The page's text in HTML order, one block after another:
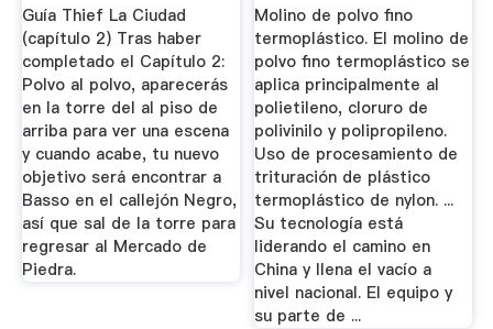
Guía Thief La Ciudad
(capítulo 2) Tras haber
completado el Capítulo 2:
Polvo al polvo, aparecerás
en la torre del al piso de
arriba para ver una escena
y cuando acabe, tu nuevo
objetivo será encontrar a
Basso en el callejón Negro,
así que sal de la torre para
regresar al Mercado de
Piedra.
Polvo Grueso ...
Molino de polvo fino
termoplástico. El molino de
polvo fino termoplástico se
aplica principalmente al
polietileno, cloruro de
polivinilo y polipropileno.
Uso de procesamiento de
trituración de plástico
termoplástico de nylon. ...
Su tecnología está
liderando el camino en
China y llena el vacío a
nivel nacional. El equipo y
su parte de ...